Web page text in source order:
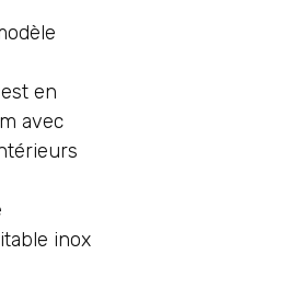
en
avec
inox